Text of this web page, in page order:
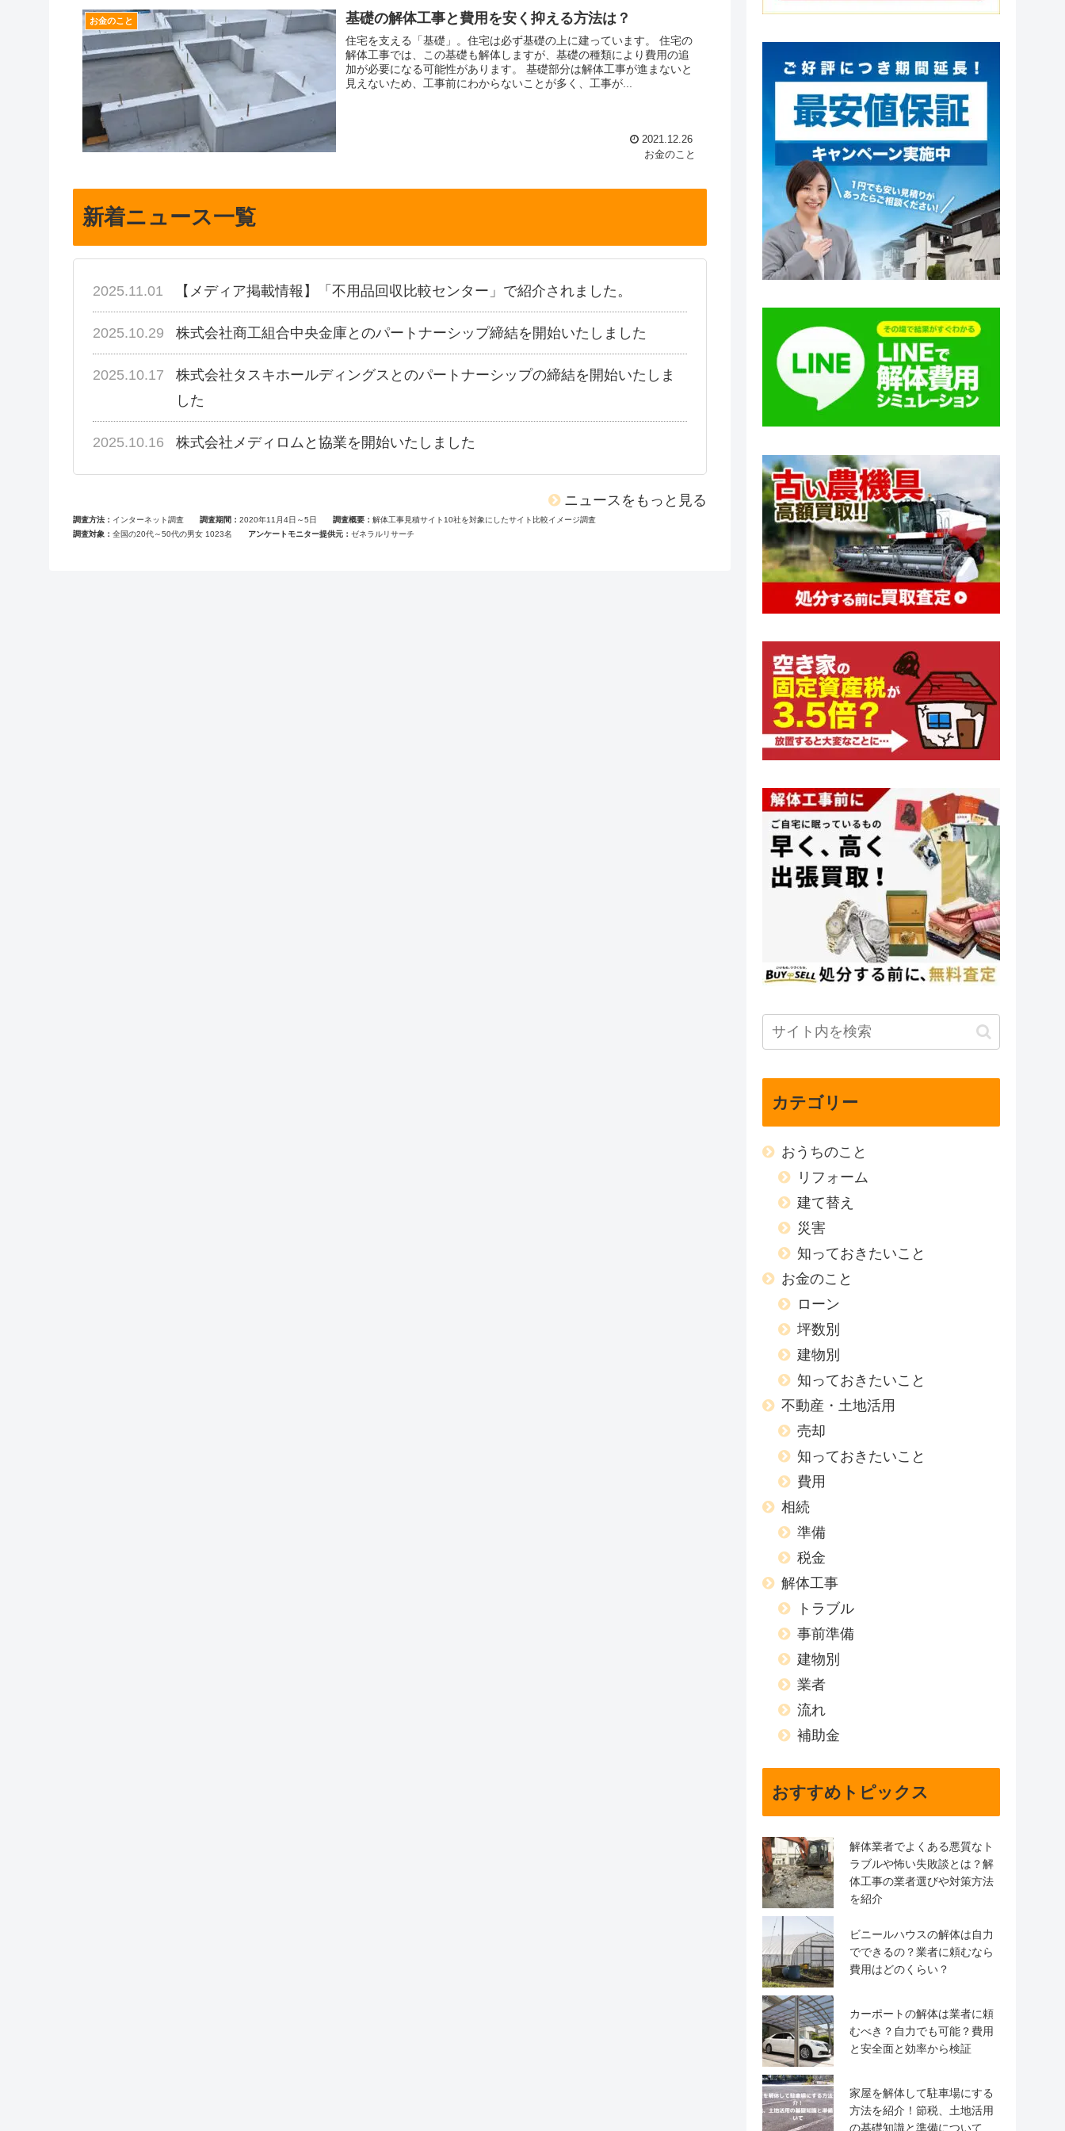
お金のこと 基礎の解体工事と費用を安く抑える方法は？
住宅を支える「基礎」。住宅は必ず基礎の上に建っています。 住宅の
解体工事では、この基礎も解体しますが、基礎の種類により費用の追
加が必要になる可能性があります。 基礎部分は解体工事が進まないと
見えないため、工事前にわからないことが多く、工事が...
2021.12.26
お金のこと
新着ニュース一覧
2025.11.01 【メディア掲載情報】「不用品回収比較センター」で紹介されました。
2025.10.29 株式会社商工組合中央金庫とのパートナーシップ締結を開始いたしました
2025.10.17
株式会社タスキホールディングスとのパートナーシップの締結を開始いたしま
した
2025.10.16 株式会社メディロムと協業を開始いたしました
ニュースをもっと見る
調査方法 インターネット調査 調査期間 2020年11月4日～5日 調査概要
解体工事見積サイト10社を対象にしたサイト比較イメージ調査
調査対象
全国の20代～50代の男女 1023名 アンケートモニター提供元 ゼネラルリサーチ
カテゴリー
おうちのこと
リフォーム
建て替え
災害
知っておきたいこと
お金のこと
ローン
坪数別
建物別
知っておきたいこと
不動産・土地活用
売却
知っておきたいこと
費用
相続
準備
税金
解体工事
トラブル
事前準備
建物別
業者
流れ
補助金
おすすめトピックス
解体業者でよくある悪質なト
ラブルや怖い失敗談とは？解
体工事の業者選びや対策方法
を紹介
ビニールハウスの解体は自力
でできるの？業者に頼むなら
費用はどのくらい？
カーポートの解体は業者に頼
むべき？自力でも可能？費用
と安全面と効率から検証
家屋を解体して駐車場にする
方法を紹介！節税、土地活用
の基礎知識と準備について